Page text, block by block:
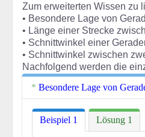
Zum erweiterten Wissen zu
• Besondere Lage von
• Länge einer Strecke
• Schnittwinkel einer
• Schnittwinkel zwischen
Nachfolgend werden die
Besondere Lage von
Beispiel 1 Lösung 1